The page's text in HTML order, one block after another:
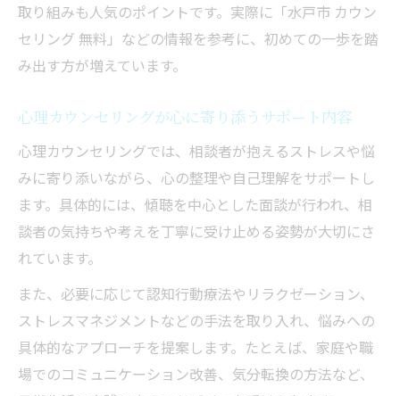
取り組みも人気のポイントです。実際に「水戸市 カウン
セリング 無料」などの情報を参考に、初めての一歩を踏
み出す方が増えています。
心理カウンセリングが心に寄り添うサポート内容
心理カウンセリングでは、相談者が抱えるストレスや悩
みに寄り添いながら、心の整理や自己理解をサポートし
ます。具体的には、傾聴を中心とした面談が行われ、相
談者の気持ちや考えを丁寧に受け止める姿勢が大切にさ
れています。
また、必要に応じて認知行動療法やリラクゼーション、
ストレスマネジメントなどの手法を取り入れ、悩みへの
具体的なアプローチを提案します。たとえば、家庭や職
場でのコミュニケーション改善、気分転換の方法など、